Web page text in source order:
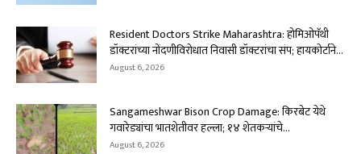
Resident Doctors Strike Maharashtra: होमिओपॅथी
डॉक्टरांच्या नोंदणीविरोधात निवासी डॉक्टरांचा संप; हायकोर्टाने...
August 6, 2026
Sangameshwar Bison Crop Damage: किरबेट येथे
गवारेड्यांचा भातशेतीवर हल्ला; १४ शेतकऱ्यांचे...
August 6, 2026